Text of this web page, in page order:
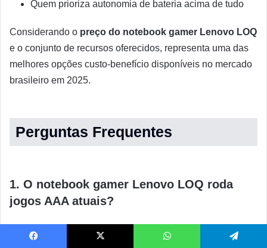
Quem prioriza autonomia de bateria acima de tudo
Considerando o preço do notebook gamer Lenovo LOQ
e o conjunto de recursos oferecidos, representa uma das
melhores opções custo-benefício disponíveis no mercado
brasileiro em 2025.
Perguntas Frequentes
1. O notebook gamer Lenovo LOQ roda
jogos AAA atuais?
Sim, o notebook gamer Lenovo LOQ
roda todos os